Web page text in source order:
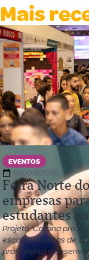
Mais
EVENTOS
06/08/2026
Feira Norte
empresas
estudantes
Projeto ‘Carona pro
escolas públicas de
profissional e